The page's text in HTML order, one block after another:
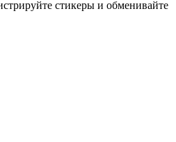
стикеры и обменивайте